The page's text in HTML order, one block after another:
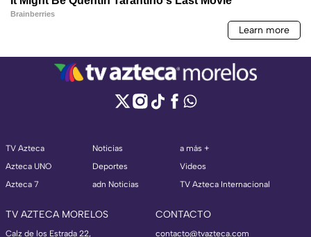
TV Azteca
Azteca UNO
Azteca 7
Noticias
Deportes
adn Noticias
a más +
Videos
TV Azteca Internacional
TV AZTECA MORELOS
Calz de los Estrada 22,
CONTACTO
contacto@tvazteca.com